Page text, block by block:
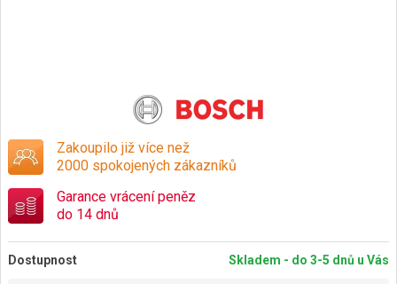
Zakoupilo již více než
2000 spokojených zákazníků
Garance vrácení peněz
do 14 dnů
Dostupnost Skladem - do 3-5 dnů u Vás